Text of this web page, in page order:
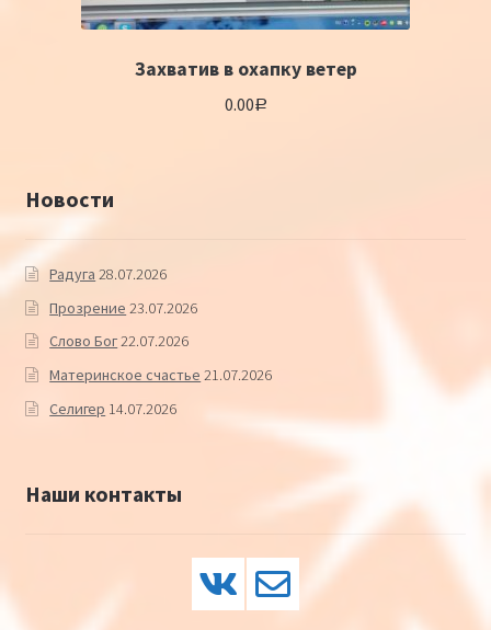
Захватив в охапку ветер
0.00Р
Новости
Радуга 28.07.2026
Прозрение 23.07.2026
Слово Бог22.07.2026
Материнское счастье 21.07.2026
Селигер 14.07.2026
Наши контакты